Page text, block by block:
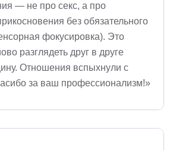
— не про секс, а про
без обязательного
фокусировка). Это
разглядеть друг в друге
Отношения вспыхнули с
за ваш профессионализм!»